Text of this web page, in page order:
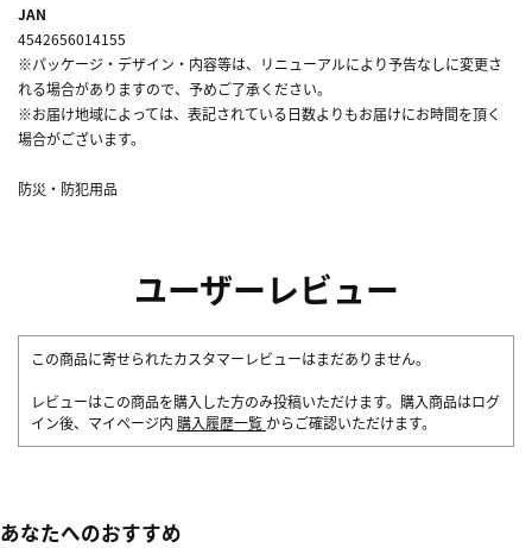
JAN
4542656014155
※パッケージ・デザイン・内容等は、リニューアルにより予告なしに変更さ
れる場合がありますので、予めご了承ください。
※お届け地域によっては、表記されている日数よりもお届けにお時間を頂く
場合がございます。
防災・防犯用品
ユーザーレビュー
この商品に寄せられたカスタマーレビューはまだありません。
レビューはこの商品を購入した方のみ投稿いただけます。購入商品はログ
イン後、マイページ内 購入履歴一覧 からご確認いただけます。
あなたへのおすすめ